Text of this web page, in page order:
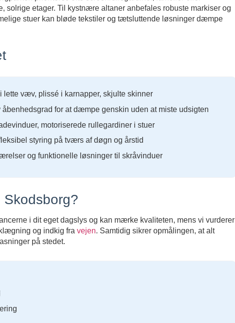
solrige etager. Til kystnære altaner anbefales robuste markiser og
stuer kan bløde tekstiler og tætsluttende løsninger dæmpe
væv, plissé i karnapper, skjulte skinner
for at dæmpe genskin uden at miste udsigten
motoriserede rullegardiner i stuer
styring på tværs af døgn og årstid
og funktionelle løsninger til skråvinduer
i dit eget dagslys og kan mærke kvaliteten, mens vi vurderer
og indkig fra vejen. Samtidig sikrer opmålingen, at alt
på stedet.